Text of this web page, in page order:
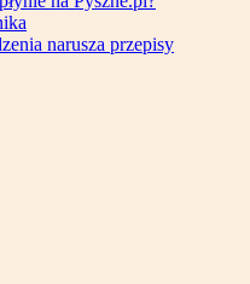
narusza przepisy